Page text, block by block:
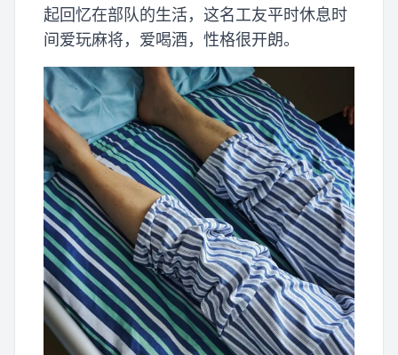
起回忆在部队的生活，这名工友平时休息时
间爱玩麻将，爱喝酒，性格很开朗。